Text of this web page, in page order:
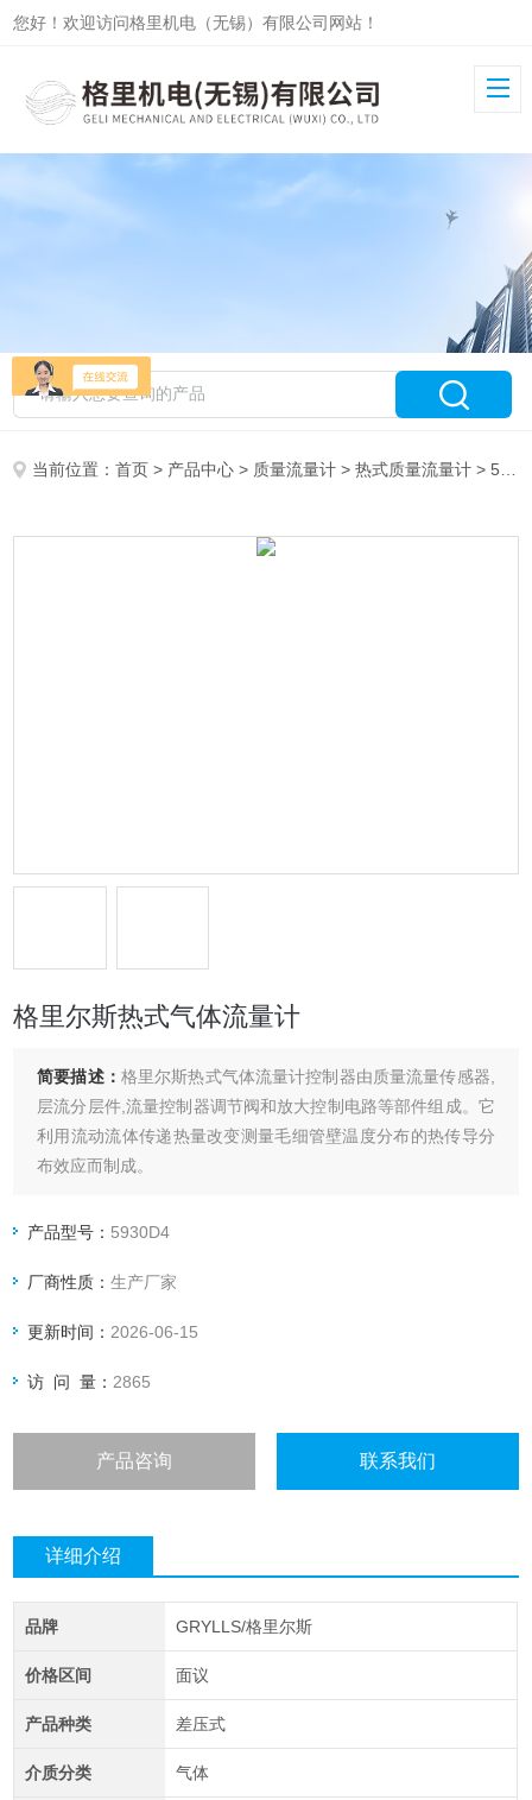
您好！欢迎访问格里机电（无锡）有限公司网站！
当前位置：首页 > 产品中心 > 质量流量计 >热式质量流量计 > 5930D4格里尔斯热式气体流量计
格里尔斯热式气体流量计
简要描述： 格里尔斯热式气体流量计控制器由质量流量传感器,
层流分层件,流量控制器调节阀和放大控制电路等部件组成。它
利用流动流体传递热量改变测量毛细管壁温度分布的热传导分
布效应而制成。
产品型号： 5930D4
厂商性质：生产厂家
更新时间： 2026-06-15
访 问 量： 2865
产品咨询 联系我们
详细介绍
品牌 GRYLLS/格里尔斯
价格区间 面议
产品种类 差压式
介质分类 气体